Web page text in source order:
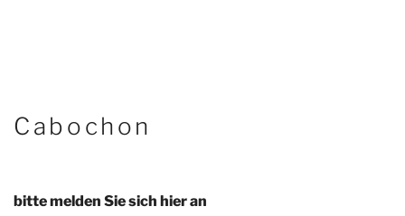
Cabochon
bitte melden Sie sich hier an